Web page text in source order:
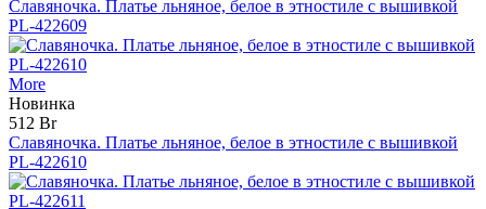
Славяночка. Платье льняное, белое в этностиле с вышивкой
PL-422609
More
Новинка
512 Br
Славяночка. Платье льняное, белое в этностиле с вышивкой
PL-422610